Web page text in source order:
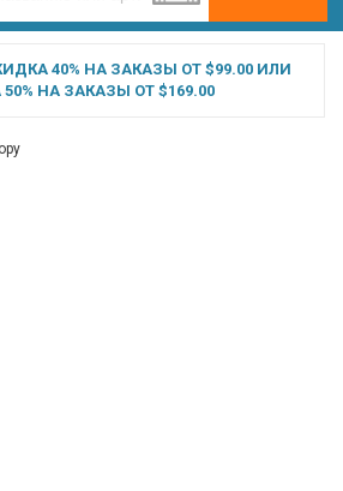
40% НА ЗАКАЗЫ ОТ $99.00 ИЛИ
НА ЗАКАЗЫ ОТ $169.00